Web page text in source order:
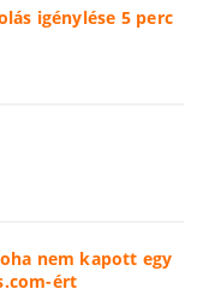
igénylése 5 perc
nem kapott egy
ért